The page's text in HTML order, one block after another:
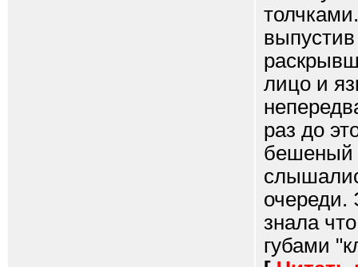
лицо и
раз до
бешеный
очереди.
знала
губами